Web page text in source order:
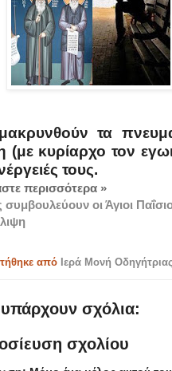
τα
(με κυρίαρχο τον
τους.
περισσότερα »
συμβουλεύουν οι Άγιοι
από Ιερά Μονή Οδηγήτριας
σχόλια:
σχολίου